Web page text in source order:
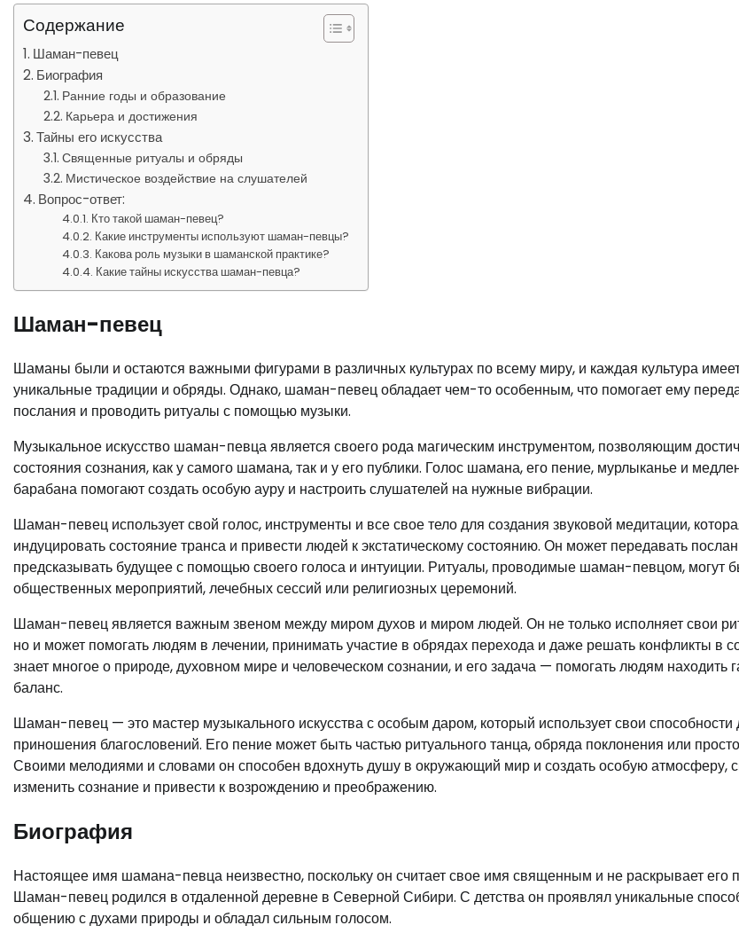
Содержание
Шаман-певец
Биография
Ранние годы и образование
Карьера и достижения
Тайны его искусства
Священные ритуалы и обряды
Мистическое воздействие на слушателей
Вопрос-ответ:
Кто такой шаман-певец?
Какие инструменты используют шаман-певцы?
Какова роль музыки в шаманской практике?
Какие тайны искусства шаман-певца?
Шаман-певец
Шаманы были и остаются важными фигурами в различных культурах по всему миру, и каждая культура
уникальные традиции и обряды. Однако, шаман-певец обладает чем-то особенным, что помогает ему
послания и проводить ритуалы с помощью музыки.
Музыкальное искусство шаман-певца является своего рода магическим инструментом, позволяющим
состояния сознания, как у самого шамана, так и у его публики. Голос шамана, его пение, мурлыканье и
барабана помогают создать особую ауру и настроить слушателей на нужные вибрации.
Шаман-певец использует свой голос, инструменты и все свое тело для создания звуковой медитации,
индуцировать состояние транса и привести людей к экстатическому состоянию. Он может передавать
предсказывать будущее с помощью своего голоса и интуиции. Ритуалы, проводимые шаман-певцом, могут
общественных мероприятий, лечебных сессий или религиозных церемоний.
Шаман-певец является важным звеном между миром духов и миром людей. Он не только исполняет свои
но и может помогать людям в лечении, принимать участие в обрядах перехода и даже решать конфликты в
знает многое о природе, духовном мире и человеческом сознании, и его задача — помогать людям находить
баланс.
Шаман-певец — это мастер музыкального искусства с особым даром, который использует свои способности
приношения благословений. Его пение может быть частью ритуального танца, обряда поклонения или
Своими мелодиями и словами он способен вдохнуть душу в окружающий мир и создать особую атмосферу,
изменить сознание и привести к возрождению и преображению.
Биография
Настоящее имя шамана-певца неизвестно, поскольку он считает свое имя священным и не раскрывает его
Шаман-певец родился в отдаленной деревне в Северной Сибири. С детства он проявлял уникальные
общению с духами природы и обладал сильным голосом.